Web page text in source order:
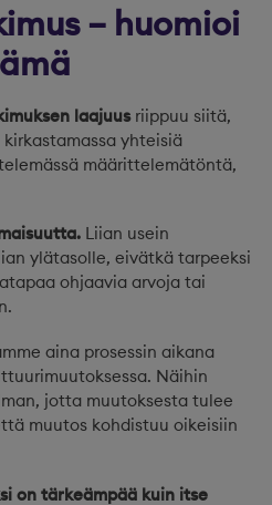
– huomioi
laajuusriippuu siitä,
yhteisiä
määrittelemätöntä,
. Liian usein
ylätasolle, eivätkä tarpeeksi
ohjaavia arvoja tai
aina prosessin aikana
Näihin
jotta muutoksesta tulee
muutos kohdistuu oikeisiin
on tärkeämpää kuin itse